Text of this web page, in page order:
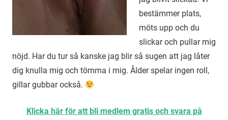
bestämmer plats,
möts upp och du
slickar och pullar mig
nöjd. Har du tur så kanske jag blir så sugen att jag låter
dig knulla mig och tömma i mig. Ålder spelar ingen roll,
gillar gubbar också.
Klicka här för att bli medlem gratis och svara på